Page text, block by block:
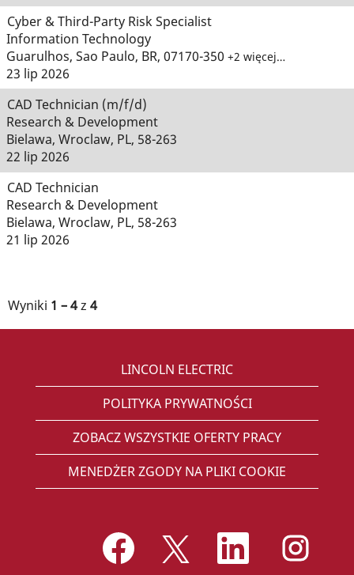
Cyber & Third-Party Risk Specialist
Information Technology
Guarulhos, Sao Paulo, BR, 07170-350 +2 więcej…
23 lip 2026
CAD Technician (m/f/d)
Research & Development
Bielawa, Wroclaw, PL, 58-263
22 lip 2026
CAD Technician
Research & Development
Bielawa, Wroclaw, PL, 58-263
21 lip 2026
Wyniki 1 – 4z 4
LINCOLN ELECTRIC
POLITYKA PRYWATNOŚCI
ZOBACZ WSZYSTKIE OFERTY PRACY
MENEDŻER ZGODY NA PLIKI COOKIE
O
t
w
O
w
O
w
O
w